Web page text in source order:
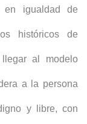
en igualdad de
históricos de
al modelo
a la persona
y libre, con